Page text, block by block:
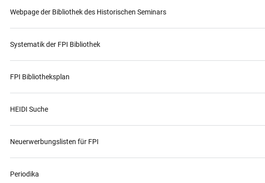
Webpage der Bibliothek des Historischen Seminars
Systematik der FPI Bibliothek
FPI Bibliotheksplan
HEIDI Suche
Neuerwerbungslisten für FPI
Periodika